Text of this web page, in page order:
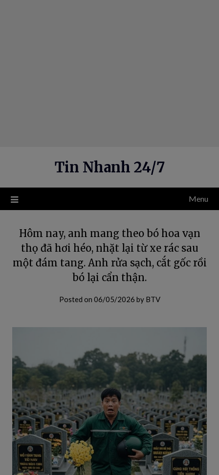
Tin Nhanh 24/7
Menu
Hôm nay, anh mang theo bó hoa vạn
thọ đã hơi héo, nhặt lại từ xe rác sau
một đám tang. Anh rửa sạch, cắt gốc rồi
bó lại cẩn thận.
Posted on 06/05/2026 by BTV